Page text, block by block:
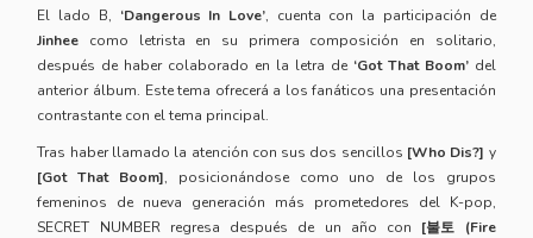
El lado B, ‘Dangerous In Love’, cuenta con la participación de
Jinhee como letrista en su primera composición en solitario,
después de haber colaborado en la letra de ‘Got That Boom’del
anterior álbum. Este tema ofrecerá a los fanáticos una presentación
contrastante con el tema principal.
Tras haber llamado la atención con sus dos sencillos [Who Dis?] y
[Got That Boom], posicionándose como uno de los grupos
femeninos de nueva generación más prometedores del K-pop,
SECRET NUMBER regresa después de un año con [불토 (Fire